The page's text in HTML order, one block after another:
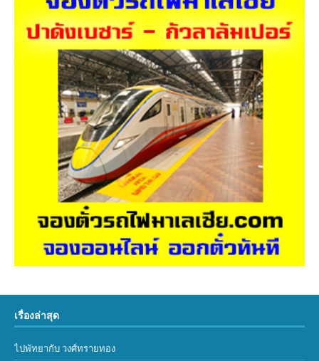
เรื่องล่าสุด
ไปพัทยากับ วงศ์ทรายทอง